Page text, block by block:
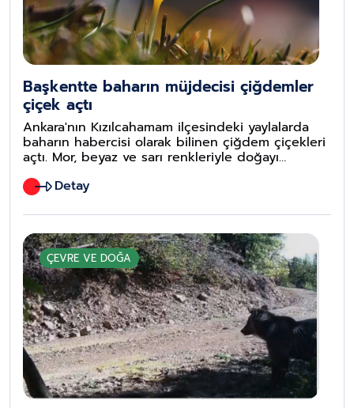
Başkentte baharın müjdecisi çiğdemler
çiçek açtı
Ankara'nın Kızılcahamam ilçesindeki yaylalarda
baharın habercisi olarak bilinen çiğdem çiçekleri
açtı. Mor, beyaz ve sarı renkleriyle doğayı
oluşturdu.Doğal güzellikleriyle ünlü Kızılcahamam
oluşturduğu renk cümbüşünü yakından
gözlemleme fırsatı bulurken aynı zamanda da Işık
Dağı'nda göl manzarası eşliğinde doğayla iç içe
vakit geçiriyorlar.
Detay
ÇEVRE VE DOĞA